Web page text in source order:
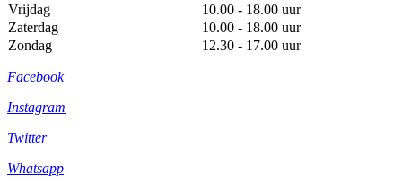
Vrijdag
10.00 - 18.00 uur
Zaterdag
10.00 - 18.00 uur
Zondag
12.30 - 17.00 uur
Facebook
Instagram
Twitter
Whatsapp